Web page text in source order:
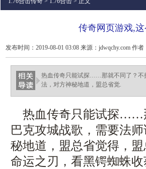
传奇网页游戏,
发布时间：2019-08-01 03:08 来源：jdwqchy.com 作者
热血传奇只能试探……那就不同了？不
法，对方神秘地道，盟总省觉.
热血传奇只能试探……
巴克攻城战歌，需要法
秘地道，盟总省觉得，
命运之刃，看黑锷蜘蛛